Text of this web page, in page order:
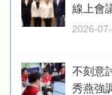
線上會
2026-
不刻意
秀燕強